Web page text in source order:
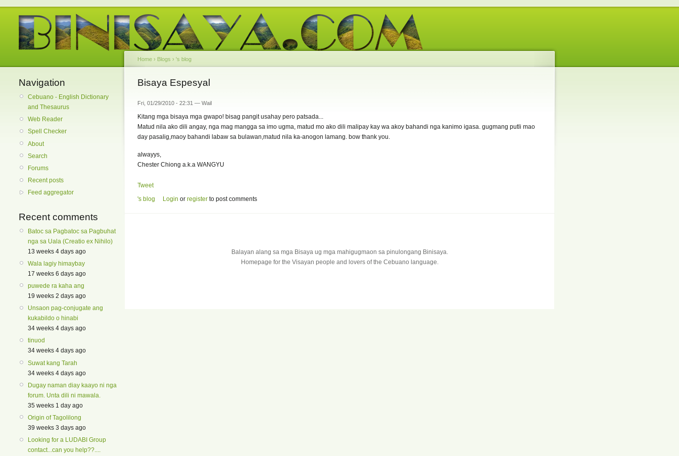
Navigation
Cebuano - English Dictionary
and Thesaurus
Web Reader
Spell Checker
About
Search
Forums
Recent posts
Feed aggregator
Recent comments
Batoc sa Pagbatoc sa Pagbuhat
nga sa Uala (Creatio ex Nihilo)
13 weeks 4 days ago
Wala lagiy himaybay
17 weeks 6 days ago
puwede ra kaha ang
19 weeks 2 days ago
Unsaon pag-conjugate ang
kukabildo o hinabi
34 weeks 4 days ago
tinuod
34 weeks 4 days ago
Suwat kang Tarah
34 weeks 4 days ago
Dugay naman diay kaayo ni nga
forum. Unta dili ni mawala.
35 weeks 1 day ago
Origin of Tagolilong
39 weeks 3 days ago
Looking for a LUDABI Group
contact...can you help??....
Home › Blogs › 's blog
Bisaya Espesyal
Fri, 01/29/2010 - 22:31 — Wail
Kitang mga bisaya mga gwapo! bisag pangit usahay pero patsada...
Matud nila ako dili angay, nga mag mangga sa imo ugma, matud mo ako dili malipay kay wa akoy bahandi nga kanimo igasa. gugmang putli mao
day pasalig,maoy bahandi labaw sa bulawan,matud nila ka-anogon lamang. bow thank you.
alwayys,
Chester Chiong a.k.a WANGYU
Tweet
's blog
Login or register to post comments
Balayan alang sa mga Bisaya ug mga mahigugmaon sa pinulongang Binisaya.
Homepage for the Visayan people and lovers of the Cebuano language.